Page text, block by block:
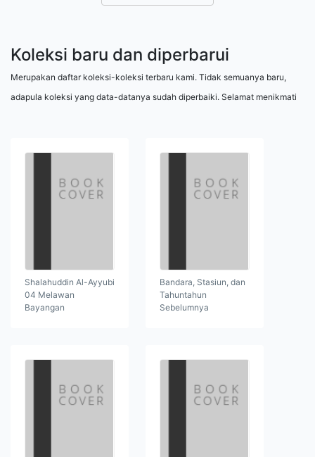
Koleksi baru dan diperbarui
Merupakan daftar koleksi-koleksi terbaru kami. Tidak semuanya baru,
adapula koleksi yang data-datanya sudah diperbaiki. Selamat menikmati
Shalahuddin Al-Ayyubi
04 Melawan
Bayangan
Bandara, Stasiun, dan
Tahuntahun
Sebelumnya